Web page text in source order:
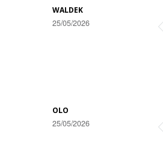
WALDEK
25/05/2026
OLO
25/05/2026